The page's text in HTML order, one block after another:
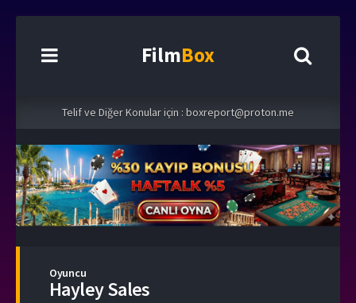
FilmBox
Telif ve Diğer Konular için : boxreport@proton.me
Oyuncu
Hayley Sales